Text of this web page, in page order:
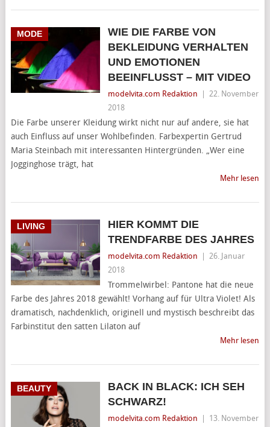
MODE
WIE DIE FARBE VON
BEKLEIDUNG VERHALTEN
UND EMOTIONEN
BEEINFLUSST – MIT VIDEO
modelvita.com Redaktion
22. November
2018
Die Farbe unserer Kleidung wirkt nicht nur auf andere, sie hat
auch Einfluss auf unser Wohlbefinden. Farbexpertin Gertrud
Maria Steinbach mit interessanten Hintergründen. „Wer eine
Jogginghose trägt, hat
Mehr lesen
LIVING
HIER KOMMT DIE
TRENDFARBE DES JAHRES
modelvita.com Redaktion
26. Januar
2018
Trommelwirbel: Pantone hat die neue
Farbe des Jahres 2018 gewählt! Vorhang auf für Ultra Violet! Als
dramatisch, nachdenklich, originell und mystisch beschreibt das
Farbinstitut den satten Lilaton auf
Mehr lesen
BEAUTY
BACK IN BLACK: ICH SEH
SCHWARZ!
modelvita.com Redaktion
13. November